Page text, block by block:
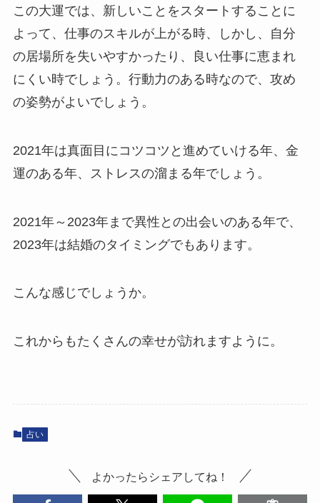
この大運では、新しいことをスタートすることに
よって、仕事のスキルが上がる時、しかし、自分
の居場所を失いやすかったり、良い仕事に恵まれ
にくい時でしょう。行動力のある時なので、攻め
の姿勢がよいでしょう。
2021年は真面目にコツコツと進めていける年、金
運のある年、ストレスの溜まる年でしょう。
2021年～2023年まで異性との出会いのある年で、
2023年は結婚のタイミングでもあります。
こんな感じでしょうか。
これからもたくさんの幸せが訪れますように。
占い
よかったらシェアしてね！